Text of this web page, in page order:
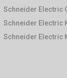
Schneider Electric
Schneider Electric
Schneider Electric